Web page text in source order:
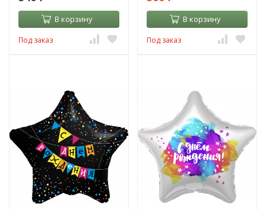
В корзину
Под заказ
В корзину
Под заказ